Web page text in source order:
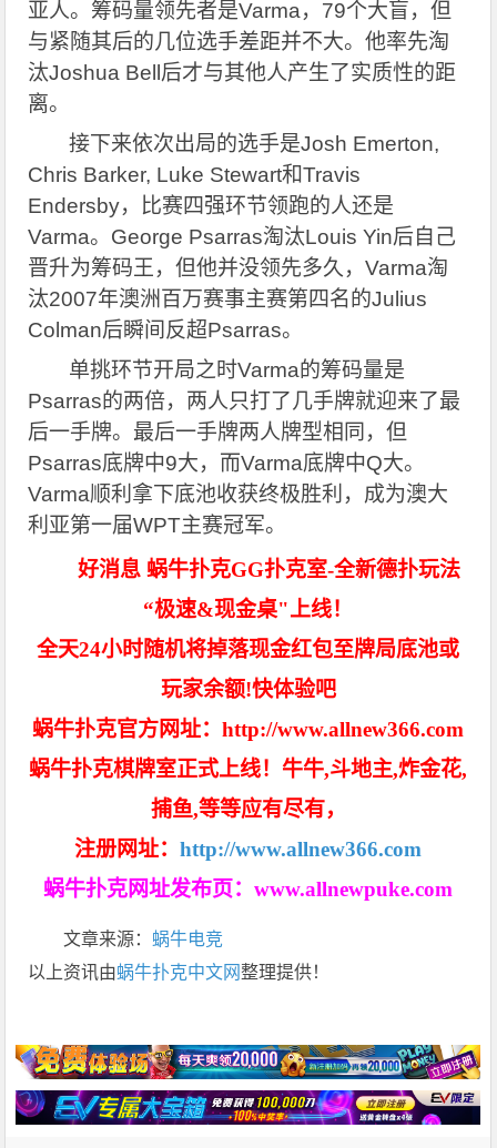
亚人。筹码量领先者是Varma，79个大盲，但
与紧随其后的几位选手差距并不大。他率先淘
汰Joshua Bell后才与其他人产生了实质性的距
离。
接下来依次出局的选手是Josh Emerton,
Chris Barker, Luke Stewart和Travis
Endersby，比赛四强环节领跑的人还是
Varma。George Psarras淘汰Louis Yin后自己
晋升为筹码王，但他并没领先多久，Varma淘
汰2007年澳洲百万赛事主赛第四名的Julius
Colman后瞬间反超Psarras。
单挑环节开局之时Varma的筹码量是
Psarras的两倍，两人只打了几手牌就迎来了最
后一手牌。最后一手牌两人牌型相同，但
Psarras底牌中9大，而Varma底牌中Q大。
Varma顺利拿下底池收获终极胜利，成为澳大
利亚第一届WPT主赛冠军。
好消息 蜗牛扑克GG扑克室-全新德扑玩法
“极速&现金桌"上线！
全天24小时随机将掉落现金红包至牌局底池或
玩家余额!快体验吧
蜗牛扑克官方网址：http://www.allnew366.com
蜗牛扑克棋牌室正式上线！牛牛,斗地主,炸金花,
捕鱼,等等应有尽有，
注册网址：http://www.allnew366.com
蜗牛扑克网址发布页：www.allnewpuke.com
文章来源： 蜗牛电竞
以上资讯由蜗牛扑克中文网整理提供！